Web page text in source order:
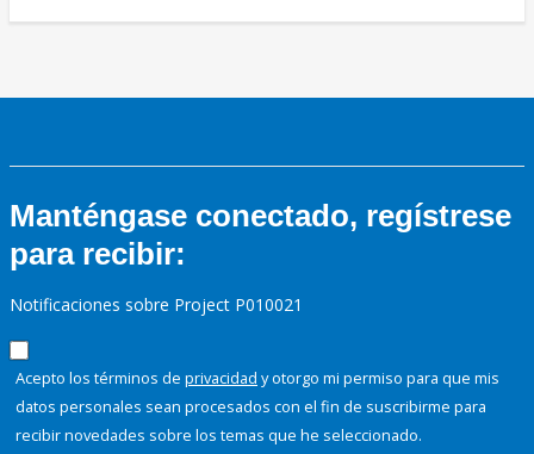
Manténgase conectado, regístrese
para recibir:
Notificaciones sobre Project P010021
Acepto los términos de privacidad y otorgo mi permiso para que mis
datos personales sean procesados con el fin de suscribirme para
recibir novedades sobre los temas que he seleccionado.